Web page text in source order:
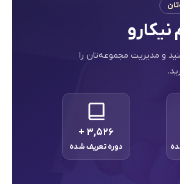
و مدیریت مجموعه‌تان را
۳,۵۲۶ +
دوره تعریف شده